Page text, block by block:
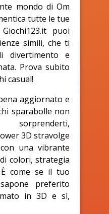
mondo di Om
tutte le tue
puoi
simili, che ti
divertimento e
Prova subito
casual!
aggiornato e
sparabolle non
3D stravolge
una vibrante
colori, strategia
come se il tuo
preferito
in 3D e sì,